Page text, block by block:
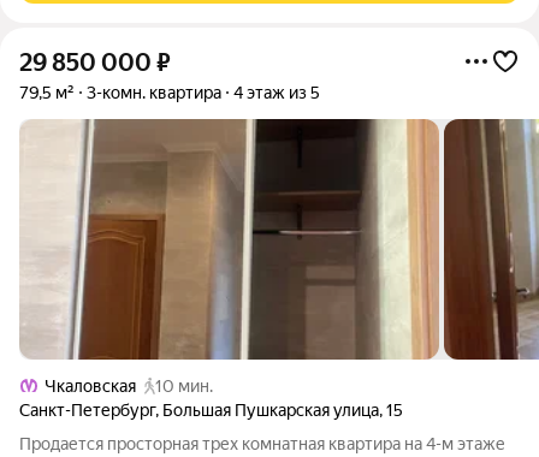
29 850 000 ₽
79,5 м² 3-комн. квартира 4 этаж из 5
Чкаловская
10 мин.
Санкт-Петербург, Большая Пушкарская улица,15
Продается просторная трех комнатная квартира нa 4-м этаже